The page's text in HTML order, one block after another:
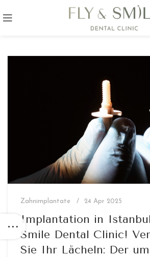
Zahnimplantate 24 Apr 2025
Implantation in
Smile Dental Clinic!
Sie Ihr Lächeln: Der